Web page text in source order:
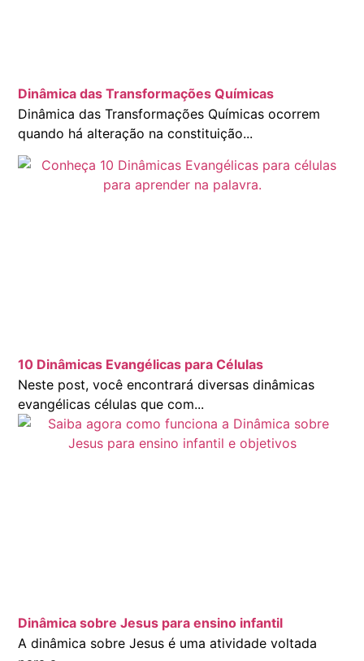
Dinâmica das Transformações Químicas
Dinâmica das Transformações Químicas ocorrem
quando há alteração na constituição...
10 Dinâmicas Evangélicas para Células
Neste post, você encontrará diversas dinâmicas
evangélicas células que com...
Dinâmica sobre Jesus para ensino infantil
A dinâmica sobre Jesus é uma atividade voltada